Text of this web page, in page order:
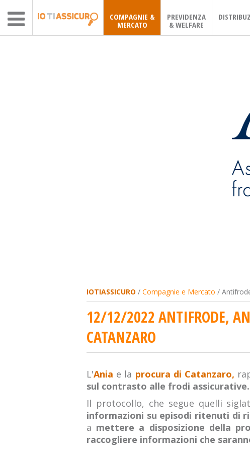
COMPAGNIE &
MERCATO
PREVIDENZA
& WELFARE
IOTIASSICURO / Compagnie e Mercato /
12/12/2022 ANTIFRODE,
CATANZARO
L'Ania e la procura di Catanzaro,
sul contrasto alle frodi assicurative.
Il protocollo, che segue quelli
informazioni su episodi ritenuti di
a mettere a disposizione della
raccogliere informazioni che